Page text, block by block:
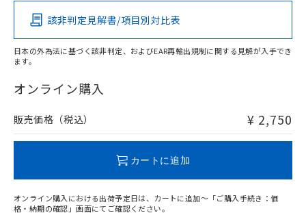
O
在庫等で未対応品が混在する可能性があります。
問い合わせください。
該非判定見解書/項目別対比表
日本の外為法に基づく該非判定、およびEAR再輸出規制に関する見解が入手でき
ます。
オンライン購入
販売価格（税込） ¥ 2,750
カートに追加
オンライン購入における出荷予定日は、カートに追加～「ご購入手続き：価
格・納期の確認」画面にてご確認ください。